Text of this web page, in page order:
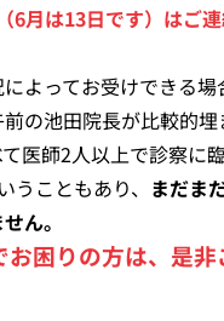
6月は13日です）はご
よってお受けできる場
の池田院長が比較的
医師2人以上で診察に臨
うこともあり、 まだま
ん。
お困りの方は、是